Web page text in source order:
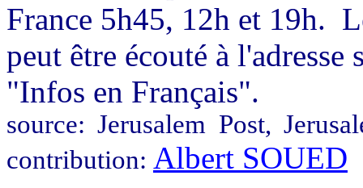
France 5h45, 12h et 19h.
peut être écouté à l'adresse
"Infos en Français".
source: Jerusalem Post,
contribution: Albert SOUED